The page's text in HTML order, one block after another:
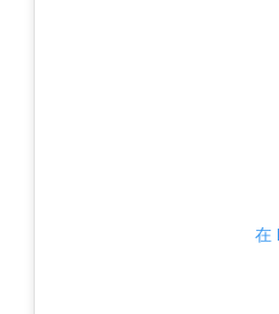
在